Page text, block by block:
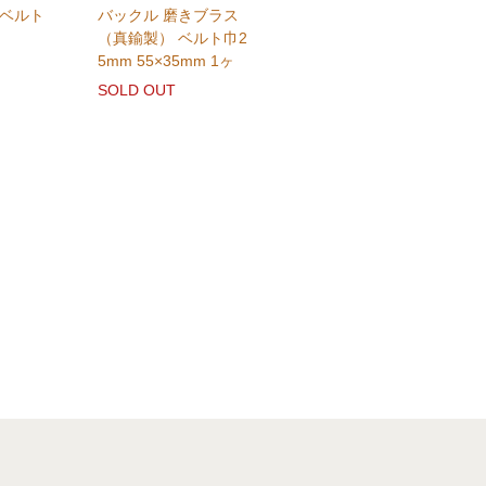
ルト
バックル 磨きブラス
（真鍮製） ベルト巾2
5mm 55×35mm 1ヶ
SOLD OUT